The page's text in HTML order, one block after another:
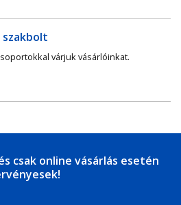
várjuk vásárlóinkat.
csak online vásárlás esetén